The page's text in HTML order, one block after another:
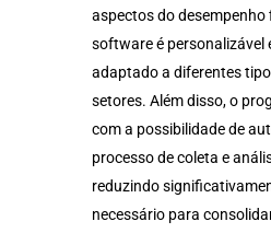
aspectos do desempenho
software é personalizável
adaptado a diferentes
setores. Além disso, o
com a possibilidade de
processo de coleta e
reduzindo
necessário para